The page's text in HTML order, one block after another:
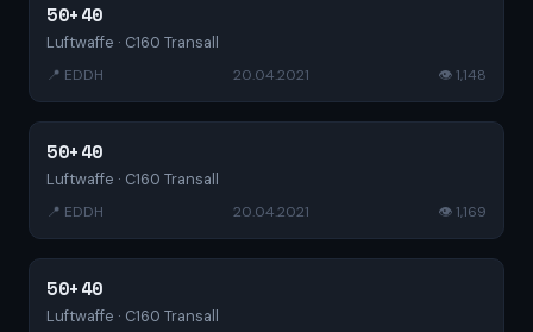
50+40
Luftwaffe · C160 Transall
📍 EDDH 20.04.2021 👁 1,148
50+40
Luftwaffe · C160 Transall
📍 EDDH 20.04.2021 👁 1,169
50+40
Luftwaffe · C160 Transall